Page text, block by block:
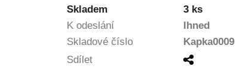
Skladem
3 ks
K odeslání
Ihned
Skladové číslo
Kapka0009
Sdílet